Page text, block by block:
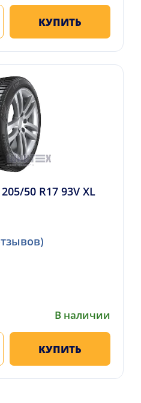
КУПИТЬ
50 R17 93V XL
В наличии
КУПИТЬ